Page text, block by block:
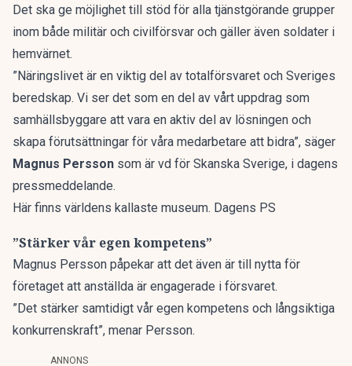
Det ska ge möjlighet till stöd för alla tjänstgörande grupper
inom både militär och civilförsvar och gäller även soldater i
hemvärnet.
”Näringslivet är en viktig del av totalförsvaret och Sveriges
beredskap. Vi ser det som en del av vårt uppdrag som
samhällsbyggare att vara en aktiv del av lösningen och
skapa förutsättningar för våra medarbetare att bidra”, säger
Magnus Persson som är vd för Skanska Sverige, i dagens
pressmeddelande.
Här finns världens kallaste museum. Dagens PS
”Stärker vår egen kompetens”
Magnus Persson påpekar att det även är till nytta för
företaget att anställda är engagerade i försvaret.
”Det stärker samtidigt vår egen kompetens och långsiktiga
konkurrenskraft”, menar Persson.
ANNONS